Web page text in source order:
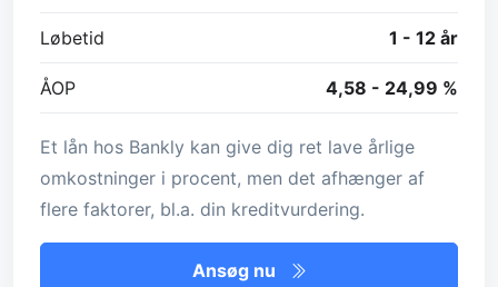
Løbetid 1 - 12 år
ÅOP 4,58 - 24,99 %
Et lån hos Bankly kan give dig ret lave årlige
omkostninger i procent, men det afhænger af
flere faktorer, bl.a. din kreditvurdering.
Ansøg nu